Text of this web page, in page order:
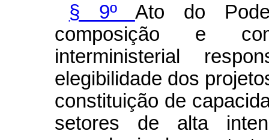
§ 9º Ato do
composição e
interministerial
elegibilidade dos
constituição de
setores de alta